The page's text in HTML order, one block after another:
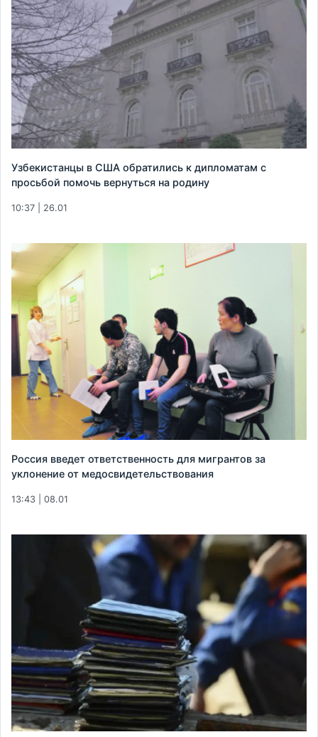
Узбекистанцы в США обратились к дипломатам с
просьбой помочь вернуться на родину
10:37 | 26.01
Россия введет ответственность для мигрантов за
уклонение от медосвидетельствования
13:43 | 08.01